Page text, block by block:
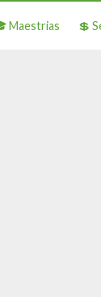
Maestrias 💲